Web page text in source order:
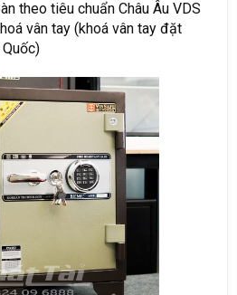
theo tiêu chuẩn Châu Âu VDS
vân tay (khoá vân tay đặt